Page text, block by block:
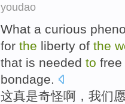
youdao
What a curious
for the liberty of the
that is needed to
bondage.
这真是奇怪啊， 我们